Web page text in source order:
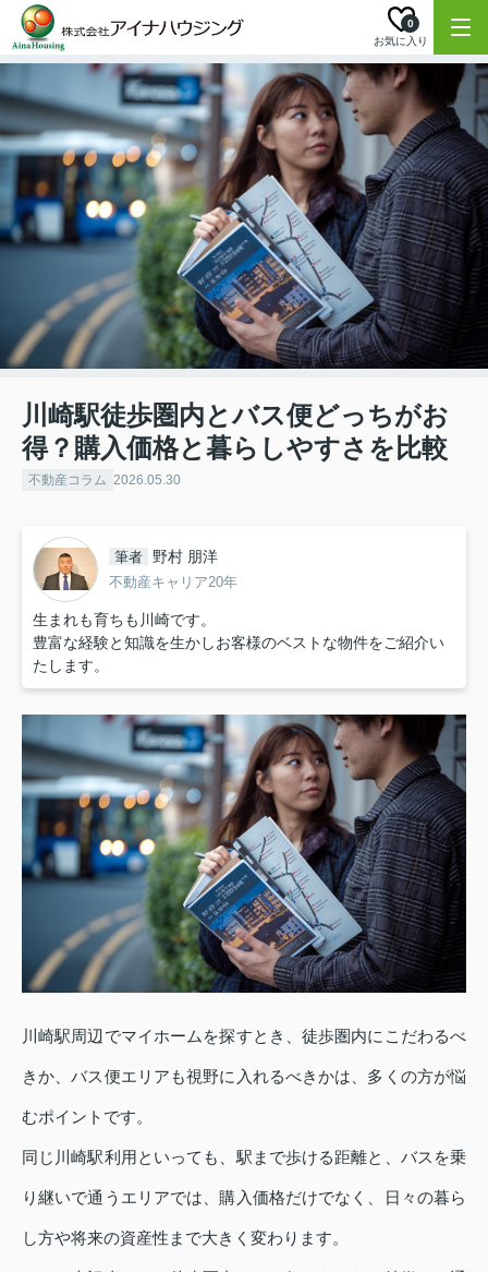
お気に入り
0
川崎駅徒歩圏内とバス便どっちがお
得？購入価格と暮らしやすさを比較
不動産コラム 2026.05.30
筆者 野村 朋洋
不動産キャリア20年
生まれも育ちも川崎です。
豊富な経験と知識を生かしお客様のベストな物件をご紹介い
たします。
川崎駅周辺でマイホームを探すとき、徒歩圏内にこだわるべ
きか、バス便エリアも視野に入れるべきかは、多くの方が悩
むポイントです。
同じ川崎駅利用といっても、駅まで歩ける距離と、バスを乗
り継いで通うエリアでは、購入価格だけでなく、日々の暮ら
し方や将来の資産性まで大きく変わります。